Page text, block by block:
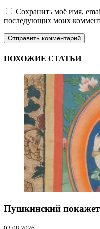
Сохранить моё имя,
последующих моих
ПОХОЖИЕ СТАТЬИ
Пушкинский покажет